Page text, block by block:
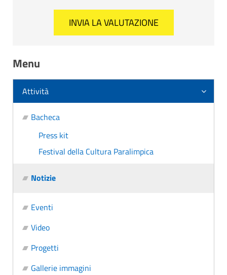
Menu
Attività
Bacheca
Press kit
Festival della Cultura Paralimpica
Notizie
Eventi
Video
Progetti
Gallerie immagini